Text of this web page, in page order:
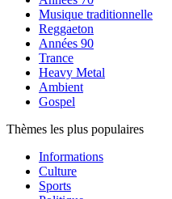
Musique traditionnelle
Reggaeton
Années 90
Trance
Heavy Metal
Ambient
Gospel
Thèmes les plus populaires
Informations
Culture
Sports